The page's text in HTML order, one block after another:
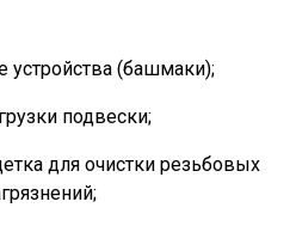
устройства (башмаки);
подвески;
для очистки резьбовых